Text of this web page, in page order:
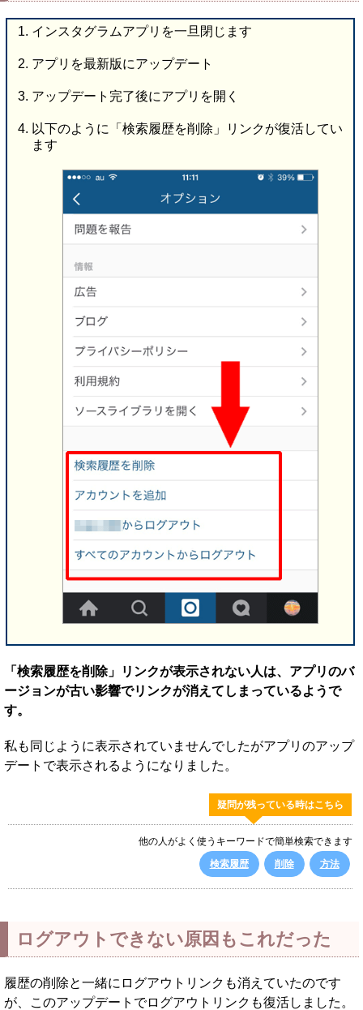
インスタグラムアプリを一旦閉じます
アプリを最新版にアップデート
アップデート完了後にアプリを開く
以下のように「検索履歴を削除」リンクが復活してい
ます
「検索履歴を削除」リンクが表示されない人は、アプリのバ
ージョンが古い影響でリンクが消えてしまっているようで
す。
私も同じように表示されていませんでしたがアプリのアップ
デートで表示されるようになりました。
疑問が残っている時はこちら
他の人がよく使うキーワードで簡単検索できます
検索履歴
削除 方法
ログアウトできない原因もこれだった
履歴の削除と一緒にログアウトリンクも消えていたのです
が、このアップデートでログアウトリンクも復活しました。